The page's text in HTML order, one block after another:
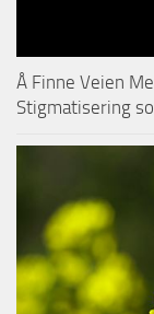
Å Finne Veien
Stigmatisering